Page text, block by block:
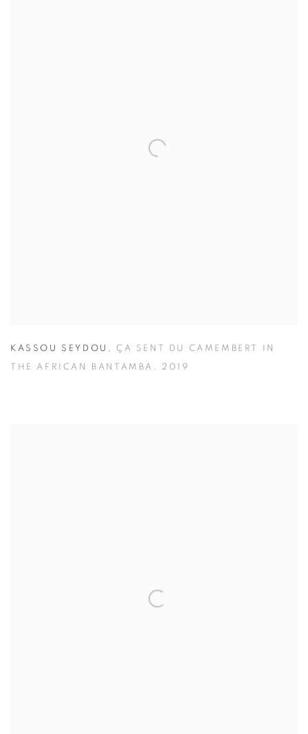
KASSOU SEYDOU ,ÇA SENT DU CAMEMBERT IN
THE AFRICAN BANTAMBA , 2019